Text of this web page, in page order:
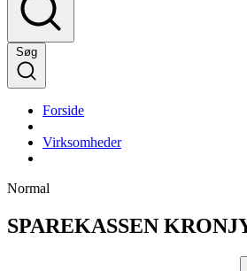
Søg
Forside
Virksomheder
Normal
SPAREKASSEN